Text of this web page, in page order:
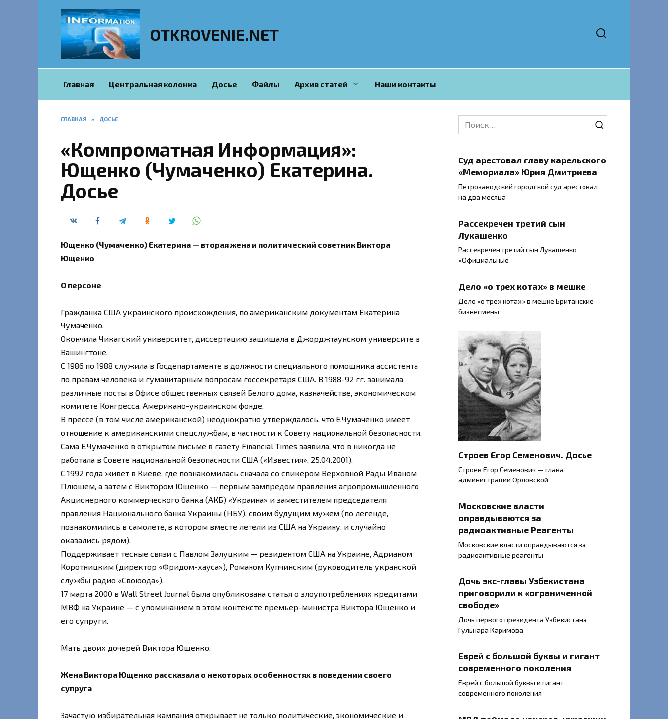
OTKROVENIE.NET
Главная Центральная колонка Досье Файлы Архив статей Наши контакты
ГЛАВНАЯ » ДОСЬЕ
«Компроматная Информация»:
Ющенко (Чумаченко) Екатерина.
Досье
Ющенко (Чумаченко) Екатерина — вторая жена и политический советник Виктора
Ющенко
О персоне
Гражданка США украинского происхождения, по американским документам Екатерина
Чумаченко.
Окончила Чикагский университет, диссертацию защищала в Джорджтаунском университе в
Вашингтоне.
С 1986 по 1988 служила в Госдепартаменте в должности специального помощника ассистента
по правам человека и гуманитарным вопросам госсекретаря США. В 1988-92 гг. занимала
различные посты в Офисе общественных связей Белого дома, казначействе, экономическом
комитете Конгресса, Американо-украинском фонде.
В прессе (в том числе американской) неоднократно утверждалось, что Е.Чумаченко имеет
отношение к американскими спецслужбам, в частности к Совету национальной безопасности.
Сама Е.Чумаченко в открытом письме в газету Financial Times заявила, что в никогда не
работала в Совете национальной безопасности США («Известия», 25.04.2001).
С 1992 года живет в Киеве, где познакомилась сначала со спикером Верховной Рады Иваном
Плющем, а затем с Виктором Ющенко — первым зампредом правления агропромышленного
Акционерного коммерческого банка (АКБ) «Украина» и заместителем председателя
правления Национального банка Украины (НБУ), своим будущим мужем (по легенде,
познакомились в самолете, в котором вместе летели из США на Украину, и случайно
оказались рядом).
Поддерживает тесные связи с Павлом Залуцким — резидентом США на Украине, Адрианом
Коротницким (директор «Фридом-хауса»), Романом Купчинским (руководитель укранской
службы радио «Своюода»).
17 марта 2000 в Wall Street Journal была опубликована статья о злоупотреблениях кредитами
МВФ на Украине — с упоминанием в этом контексте премьер-министра Виктора Ющенко и
его супруги.
Мать двоих дочерей Виктора Ющенко.
Жена Виктора Ющенко рассказала о некоторых особенностях в поведении своего
супруга
Зачастую избирательная кампания открывает не только политические, экономические и
Search
for:
Суд арестовал главу карельского
«Мемориала» Юрия Дмитриева
Петрозаводский городской суд арестовал
на два месяца
Рассекречен третий сын
Лукашенко
Рассекречен третий сын Лукашенко
«Официальные
Дело «о трех котах» в мешке
Дело «о трех котах» в мешке Британские
бизнесмены
Строев Егор Семенович. Досье
Строев Егор Семенович — глава
администрации Орловской
Московские власти
оправдываются за
радиоактивные Реагенты
Московские власти оправдываются за
радиоактивные реагенты
Дочь экс-главы Узбекистана
приговорили к «ограниченной
свободе»
Дочь первого президента Узбекистана
Гульнара Каримова
Еврей с большой буквы и гигант
современного поколения
Еврей с большой буквы и гигант
современного поколения